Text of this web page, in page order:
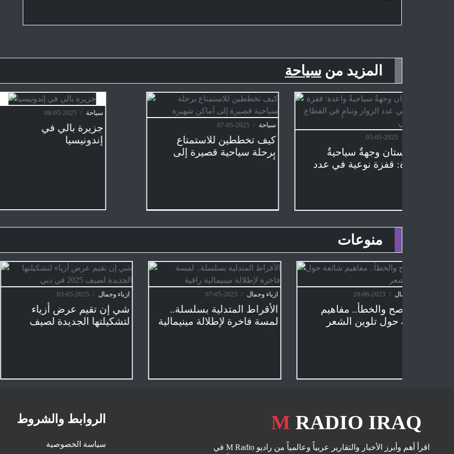
المزيد من سياحة
سياحة /
2025-05-08
جزيرة بالي في
إندونيسيا
سياحة /
2025-05-07
كيف تخططين للاستمتاع
برحلة سياحية قصيرة إلى
سياحة /
2025-05-03
أفغانستان وجهةٌ سياحيةٌ
واعدة: قفزة نوعية في عدد
منوعات
ازياء وجمال /
2025-05-03
شي إن تقيم عرض أزياء
لتشكيلتها الجديدة لصيف
ازياء وجمال /
2025-05-07
الأقراط المتدلية بسلسلة..
لمسة فاخرة لإطلالة مينيمالية
ازياء وجمال /
2023-06-20
بين الصح والخطأ.. مفاهيم
شائعة حول تلوين الشعر
M RADIO IRAQ
اقرأ أهم وأبرز الأخبار والتقارير عربياً وعالمياً من راديو M Radio في
الروابط والشروط
سياسة الخصوصية